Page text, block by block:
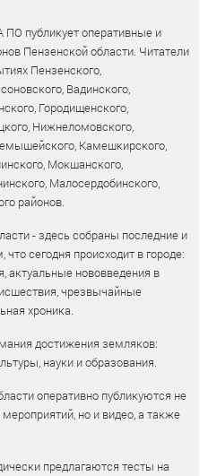
публикует оперативные и
Пензенской области. Читатели
Пензенского,
Вадинского,
Городищенского,
Нижнеломовского,
Камешкирского,
Мокшанского,
Малосердобинского,
районов.
- здесь собраны последние и
сегодня происходит в городе:
актуальные нововведения в
чрезвычайные
хроника.
достижения земляков:
науки и образования.
оперативно публикуются не
но и видео, а также
предлагаются тесты на